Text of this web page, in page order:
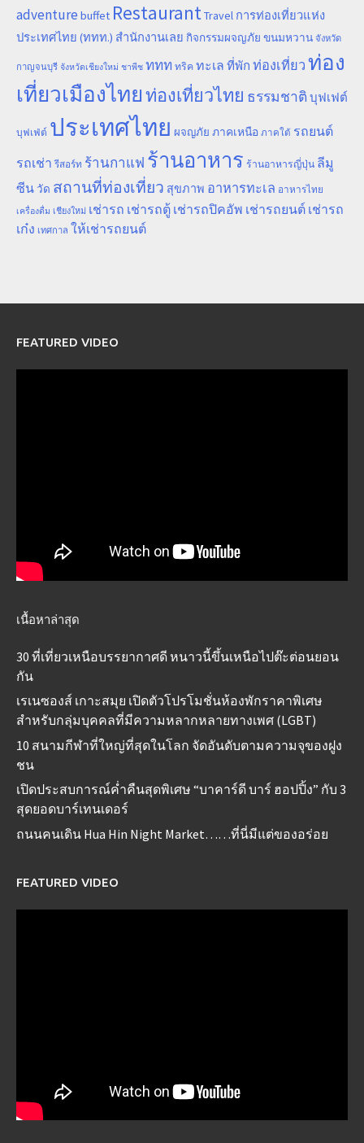
adventure buffet RestaurantTravel การท่องเที่ยวแห่ง
ประเทศไทย (ททท.) สำนักงานเลย กิจกรรมผจญภัย ขนมหวาน จังหวัด
กาญจนบุรี จังหวัดเชียงใหม่ ชาพีช ททท ทริค ทะเล ที่พัก ท่องเที่ยวท่อง
เที่ยวเมืองไทยท่องเที่ยวไทย ธรรมชาติ บุฟเฟต์
บุฟเฟ่ต์ ประเทศไทย ผจญภัย ภาคเหนือ ภาคใต้ รถยนต์
รถเช่า รีสอร์ท ร้านกาแฟ ร้านอาหาร ร้านอาหารญี่ปุ่น ลีมู
ซีน วัด สถานที่ท่องเที่ยว สุขภาพ อาหารทะเล อาหารไทย
เครื่องดื่ม เชียงใหม่ เช่ารถ เช่ารถตู้ เช่ารถปิคอัพ เช่ารถยนต์ เช่ารถ
เก๋ง เทศกาล ให้เช่ารถยนต์
FEATURED VIDEO
เนื้อหาล่าสุด
30 ที่เที่ยวเหนือบรรยากาศดี หนาวนี้ขึ้นเหนือไปต๊ะต่อนยอน
กัน
เรเนซองส์ เกาะสมุย เปิดตัวโปรโมชั่นห้องพักราคาพิเศษ
สำหรับกลุ่มบุคคลที่มีความหลากหลายทางเพศ (LGBT)
10 สนามกีฬาที่ใหญ่ที่สุดในโลก จัดอันดับตามความจุของฝูง
ชน
เปิดประสบการณ์ค่ำคืนสุดพิเศษ “บาคาร์ดี บาร์ ฮอปปิ้ง” กับ 3
สุดยอดบาร์เทนเดอร์
ถนนคนเดิน Hua Hin Night Market……ที่นี่มีแต่ของอร่อย
FEATURED VIDEO